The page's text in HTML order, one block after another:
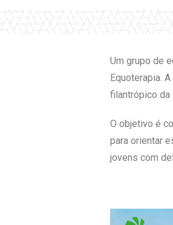
Um grupo de
Equoterapia.
filantrópico da
O objetivo é
para orientar
jovens com